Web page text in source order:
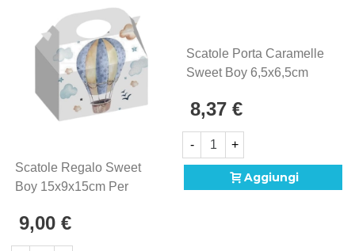
Scatole Regalo Sweet
Boy 15x9x15cm Per
9,00 €
Scatole Porta Caramelle
Sweet Boy 6,5x6,5cm
8,37 €
- +
Aggiungi